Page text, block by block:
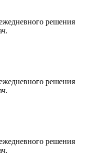
решения
решения
решения